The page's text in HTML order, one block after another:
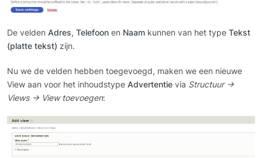
De velden Adres, Telefoon en Naam kunnen van het type Tekst
(platte tekst) zijn.
Nu we de velden hebben toegevoegd, maken we een nieuwe
View aan voor het inhoudstype Advertentie via Structuur →
Views → View toevoegen: